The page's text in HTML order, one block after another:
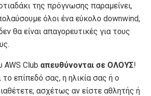
της πρόγνωσης παραμείνει,
όλοι ένα εύκολο downwind,
θα είναι απαγορευτικές για τους
AWS Club απευθύνονται σε ΟΛΟΥΣ!
το επίπεδό σας, η ηλικία σας ή ο
ασχέτως αν είστε αθλητής ή